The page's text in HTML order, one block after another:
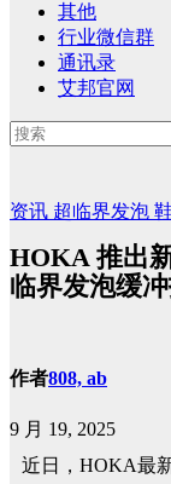
其他
行业微信群
通讯录
艾邦官网
资讯 超临界发泡
HOKA 推出
临界发泡缓
作者808, ab
9 月 19, 2025
近日，HOKA最